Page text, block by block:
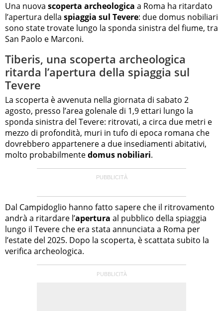
Una nuova scoperta archeologica a Roma ha ritardato
l’apertura della spiaggia sul Tevere: due domus nobiliari
sono state trovate lungo la sponda sinistra del fiume, tra
San Paolo e Marconi.
Tiberis, una scoperta archeologica
ritarda l’apertura della spiaggia sul
Tevere
La scoperta è avvenuta nella giornata di sabato 2
agosto, presso l’area golenale di 1,9 ettari lungo la
sponda sinistra del Tevere: ritrovati, a circa due metri e
mezzo di profondità, muri in tufo di epoca romana che
dovrebbero appartenere a due insediamenti abitativi,
molto probabilmentedomus nobiliari.
Dal Campidoglio hanno fatto sapere che il ritrovamento
andrà a ritardare l’apertura al pubblico della spiaggia
lungo il Tevere che era stata annunciata a Roma per
l’estate del 2025. Dopo la scoperta, è scattata subito la
verifica archeologica.